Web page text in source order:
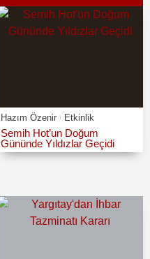
Hazım Özenir Etkinlik
Semih Hot’un Doğum
Gününde Yıldızlar Geçidi